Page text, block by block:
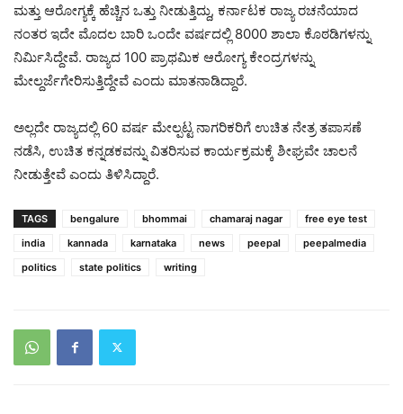
ಮತ್ತು ಆರೋಗ್ಯಕ್ಕೆ ಹೆಚ್ಚಿನ ಒತ್ತು ನೀಡುತ್ತಿದ್ದು, ಕರ್ನಾಟಕ ರಾಜ್ಯ ರಚನೆಯಾದ
ನಂತರ ಇದೇ ಮೊದಲ ಬಾರಿ ಒಂದೇ ವರ್ಷದಲ್ಲಿ 8000 ಶಾಲಾ ಕೊಠಡಿಗಳನ್ನು
ನಿರ್ಮಿಸಿದ್ದೇವೆ. ರಾಜ್ಯದ 100 ಪ್ರಾಥಮಿಕ ಆರೋಗ್ಯ ಕೇಂದ್ರಗಳನ್ನು
ಮೇಲ್ದರ್ಜೆಗೇರಿಸುತ್ತಿದ್ದೇವೆ ಎಂದು ಮಾತನಾಡಿದ್ದಾರೆ.
ಅಲ್ಲದೇ ರಾಜ್ಯದಲ್ಲಿ 60 ವರ್ಷ ಮೇಲ್ಪಟ್ಟ ನಾಗರಿಕರಿಗೆ ಉಚಿತ ನೇತ್ರ ತಪಾಸಣೆ
ನಡೆಸಿ, ಉಚಿತ ಕನ್ನಡಕವನ್ನು ವಿತರಿಸುವ ಕಾರ್ಯಕ್ರಮಕ್ಕೆ ಶೀಘ್ರವೇ ಚಾಲನೆ
ನೀಡುತ್ತೇವೆ ಎಂದು ತಿಳಿಸಿದ್ದಾರೆ.
TAGS bengalure bhommai chamaraj nagar
free eye test
india
kannada karnataka news peepal
peepalmedia
politics
state politics writing